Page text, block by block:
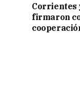
Corrientes
firmaron